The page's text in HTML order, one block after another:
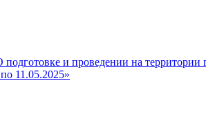
и проведении на
11.05.2025»